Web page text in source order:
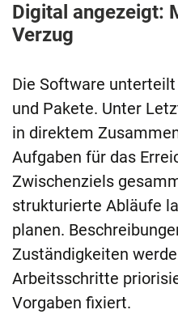
Digital angezeigt:
Verzug
Die Software
und Pakete. Unter
in direktem
Aufgaben für das
Zwischenziels
strukturierte Abläufe
planen.
Zuständigkeiten
Arbeitsschritte
Vorgaben fixiert.